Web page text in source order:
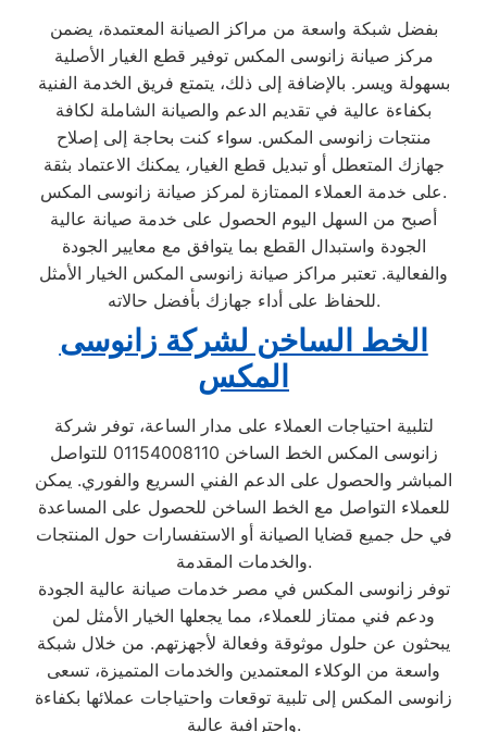
بفضل شبكة واسعة من مراكز الصيانة المعتمدة، يضمن
مركز صيانة زانوسى المكس توفير قطع الغيار الأصلية
بسهولة ويسر. بالإضافة إلى ذلك، يتمتع فريق الخدمة الفنية
بكفاءة عالية في تقديم الدعم والصيانة الشاملة لكافة
منتجات زانوسى المكس. سواء كنت بحاجة إلى إصلاح
جهازك المتعطل أو تبديل قطع الغيار، يمكنك الاعتماد بثقة
على خدمة العملاء الممتازة لمركز صيانة زانوسى المكس.
أصبح من السهل اليوم الحصول على خدمة صيانة عالية
الجودة واستبدال القطع بما يتوافق مع معايير الجودة
والفعالية. تعتبر مراكز صيانة زانوسى المكس الخيار الأمثل
للحفاظ على أداء جهازك بأفضل حالاته.
الخط الساخن لشركة زانوسى
المكس
لتلبية احتياجات العملاء على مدار الساعة، توفر شركة
زانوسى المكس الخط الساخن 01154008110 للتواصل
المباشر والحصول على الدعم الفني السريع والفوري. يمكن
للعملاء التواصل مع الخط الساخن للحصول على المساعدة
في حل جميع قضايا الصيانة أو الاستفسارات حول المنتجات
والخدمات المقدمة.
توفر زانوسى المكس في مصر خدمات صيانة عالية الجودة
ودعم فني ممتاز للعملاء، مما يجعلها الخيار الأمثل لمن
يبحثون عن حلول موثوقة وفعالة لأجهزتهم. من خلال شبكة
واسعة من الوكلاء المعتمدين والخدمات المتميزة، تسعى
زانوسى المكس إلى تلبية توقعات واحتياجات عملائها بكفاءة
واحترافية عالية.